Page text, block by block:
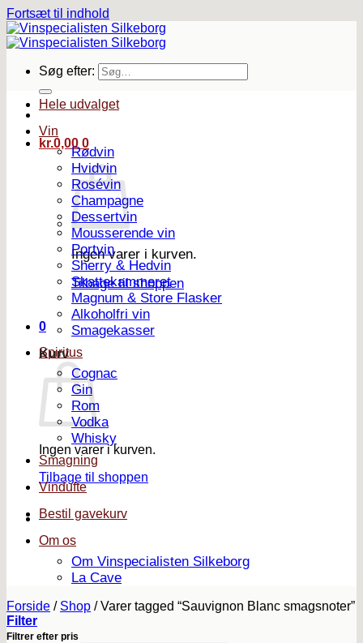
Fortsæt til indhold
Søg efter:
kr.0,00 0
Ingen varer i kurven.
Tilbage til shoppen
0
Kurv
Ingen varer i kurven.
Tilbage til shoppen
Hele udvalget
Vin
Rødvin
Hvidvin
Rosévin
Champagne
Dessertvin
Mousserende vin
Portvin
Sherry & Hedvin
Skattekammeret
Magnum & Store Flasker
Alkoholfri vin
Smagekasser
Spiritus
Cognac
Gin
Rom
Vodka
Whisky
Smagning
Vindufte
Bestil gavekurv
Om os
Om Vinspecialisten Silkeborg
La Cave
Forside / Shop /Varer tagged “Sauvignon Blanc smagsnoter”
Filter
Filtrer efter pris